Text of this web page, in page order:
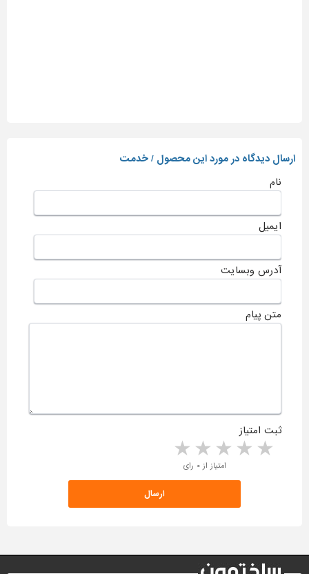
ارسال دیدگاه در مورد این محصول / خدمت
نام
ایمیل
آدرس وبسایت
متن پیام
ثبت امتیاز
4 stars 3 stars 2 stars 1 star امتیاز از ۰ رای